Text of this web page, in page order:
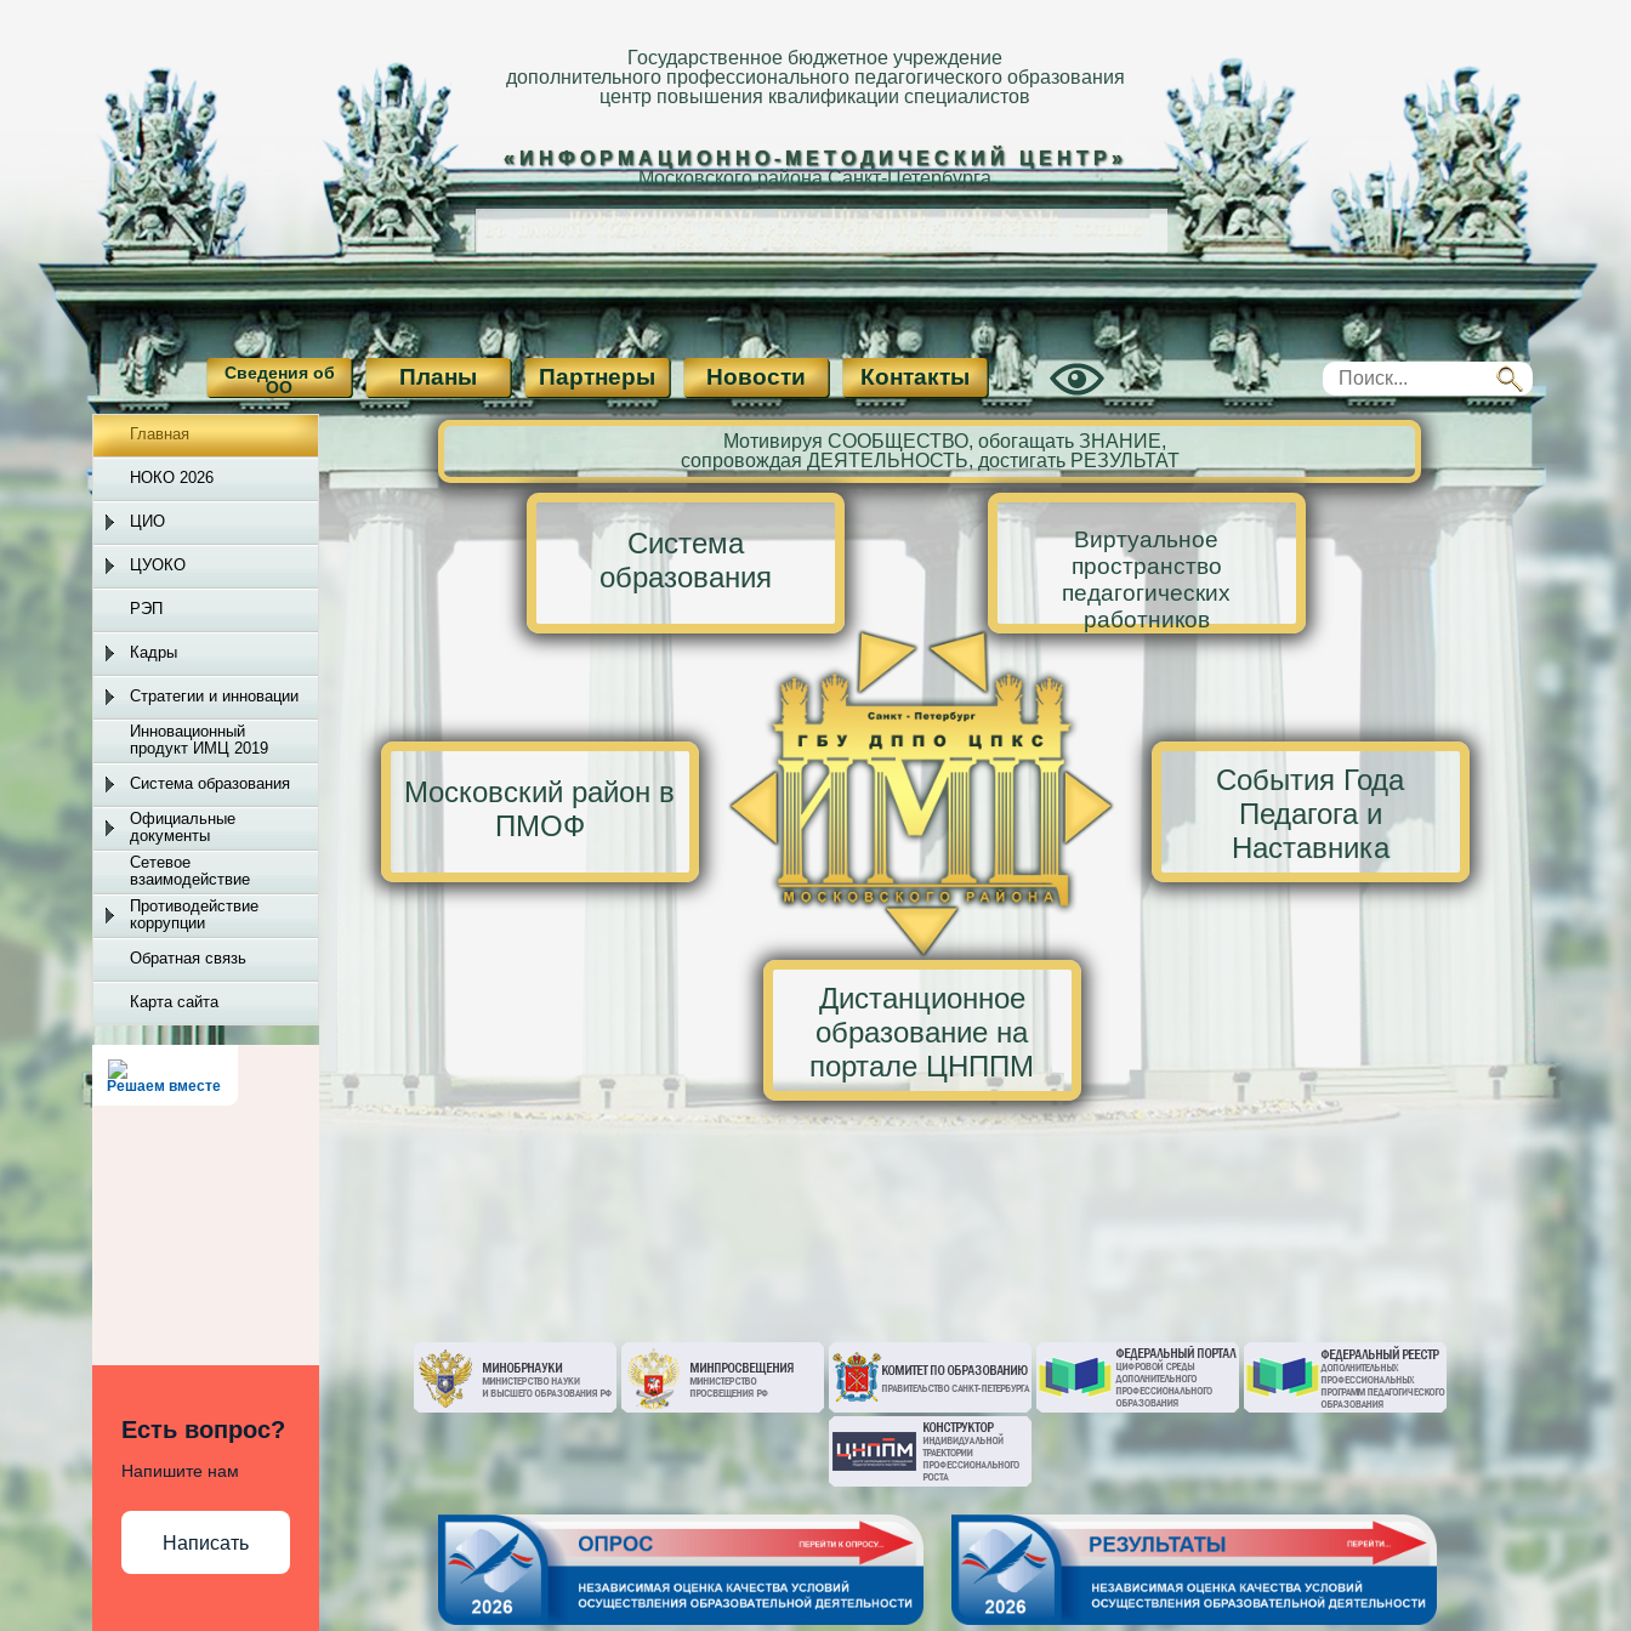
Государственное бюджетное учреждение
дополнительного профессионального педагогического образования
центр повышения квалификации специалистов
«ИНФОРМАЦИОННО-МЕТОДИЧЕСКИЙ ЦЕНТР»
Московского района Санкт-Петербурга
Сведения об
ОО Планы Партнеры Новости Контакты
Мотивируя СООБЩЕСТВО, обогащать ЗНАНИЕ,
сопровождая ДЕЯТЕЛЬНОСТЬ, достигать РЕЗУЛЬТАТ
Система
образования
Виртуальное
пространство
педагогических
работников
Московский район в
ПМОФ
События Года
Педагога и
Наставника
Дистанционное
образование на
портале ЦНППМ
Главная
НОКО 2026
ЦИО
ЦУОКО
РЭП
Кадры
Стратегии и инновации
Инновационный
продукт ИМЦ 2019
Система образования
Официальные
документы
Сетевое
взаимодействие
Противодействие
коррупции
Обратная связь
Карта сайта
Решаем вместе
Есть вопрос?
Напишите нам
Написать